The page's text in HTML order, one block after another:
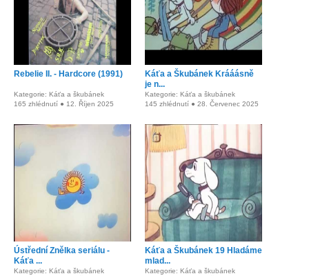
Rebelie II. - Hardcore (1991)
Kategorie: Káťa a škubánek
165 zhlédnutí ● 12. Říjen 2025
Káťa a Škubánek Krááásně
je n...
Kategorie: Káťa a škubánek
145 zhlédnutí ● 28. Červenec 2025
Ústřední Znělka seriálu -
Káťa ...
Kategorie: Káťa a škubánek
Káťa a Škubánek 19 Hladáme
mlad...
Kategorie: Káťa a škubánek